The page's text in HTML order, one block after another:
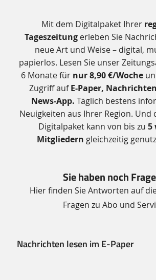
Zusätzliche
Informationen
Mit dem Digitalpaket Ihrer
Tageszeitungerleben Sie
neue Art und Weise – digital,
papierlos. Lesen Sie unser
6 Monate für nur 8,90 €/Woche
Zugriff aufE-Paper,
News-App. Täglich bestens
Neuigkeiten aus Ihrer Region. Und
Digitalpaket kann von bis zu 5
Mitgliedern gleichzeitig
Sie haben noch
Hier finden Sie Antworten auf
Fragen zu Abo und
Nachrichten lesen im E-Paper